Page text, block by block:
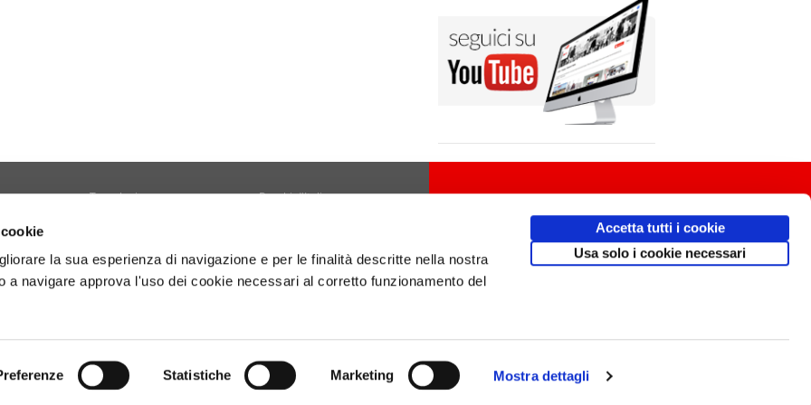
la sua esperienza di navigazione e per le finalità descritte nella nostra
a navigare approva l'uso dei cookie necessari al corretto funzionamento del
Statistiche Marketing Mostra dettagli
Accetta tutti i cookie
Usa solo i cookie necessari
Tecnologia
Diario di Viaggio
Attività
Borghi d'Italia
Copertina
01160141006.
Design communication.it/ Mobile friendly